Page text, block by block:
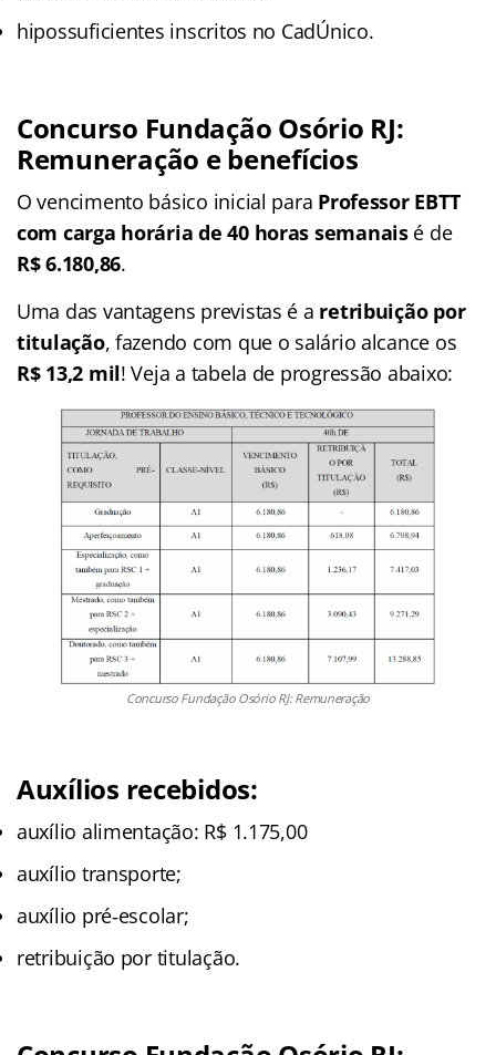
hipossuficientes inscritos no CadÚnico.
Concurso Fundação Osório RJ:
Remuneração e benefícios
O vencimento básico inicial para Professor EBTT
com carga horária de 40 horas semanais é de
R$ 6.180,86.
Uma das vantagens previstas é a retribuição por
titulação, fazendo com que o salário alcance os
R$ 13,2 mil! Veja a tabela de progressão abaixo:
Concurso Fundação Osório RJ: Remuneração
Auxílios recebidos:
auxílio alimentação: R$ 1.175,00
auxílio transporte;
auxílio pré‑escolar;
retribuição por titulação.